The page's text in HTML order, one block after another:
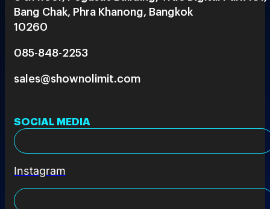
Bang Chak, Phra Khanong, Bangkok
10260
085-848-2253
sales@shownolimit.com
SOCIAL MEDIA
Instagram